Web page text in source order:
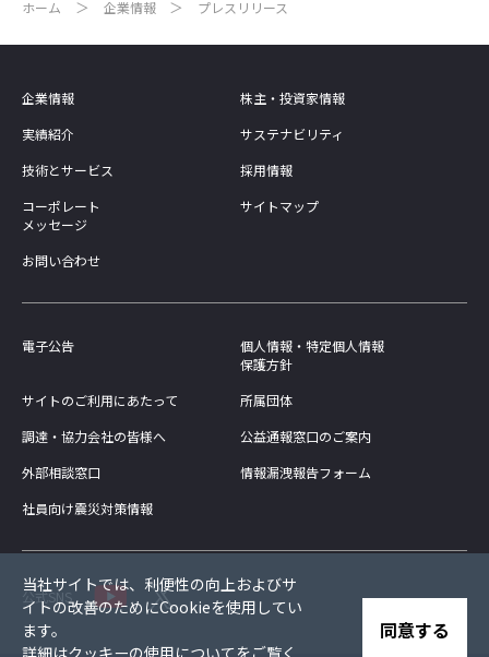
ホーム 企業情報 プレスリリース
企業情報
株主・投資家情報
実績紹介
サステナビリティ
技術とサービス
採用情報
コーポレート
メッセージ
サイトマップ
お問い合わせ
電子公告
個人情報・特定個人情報
保護方針
サイトのご利用にあたって
所属団体
調達・協力会社の皆様へ
公益通報窓口のご案内
外部相談窓口
情報漏洩報告フォーム
社員向け震災対策情報
公式SNS
当社サイトでは、利便性の向上およびサ
イトの改善のためにCookieを使用してい
ます。
詳細はクッキーの使用についてをご覧く
同意する